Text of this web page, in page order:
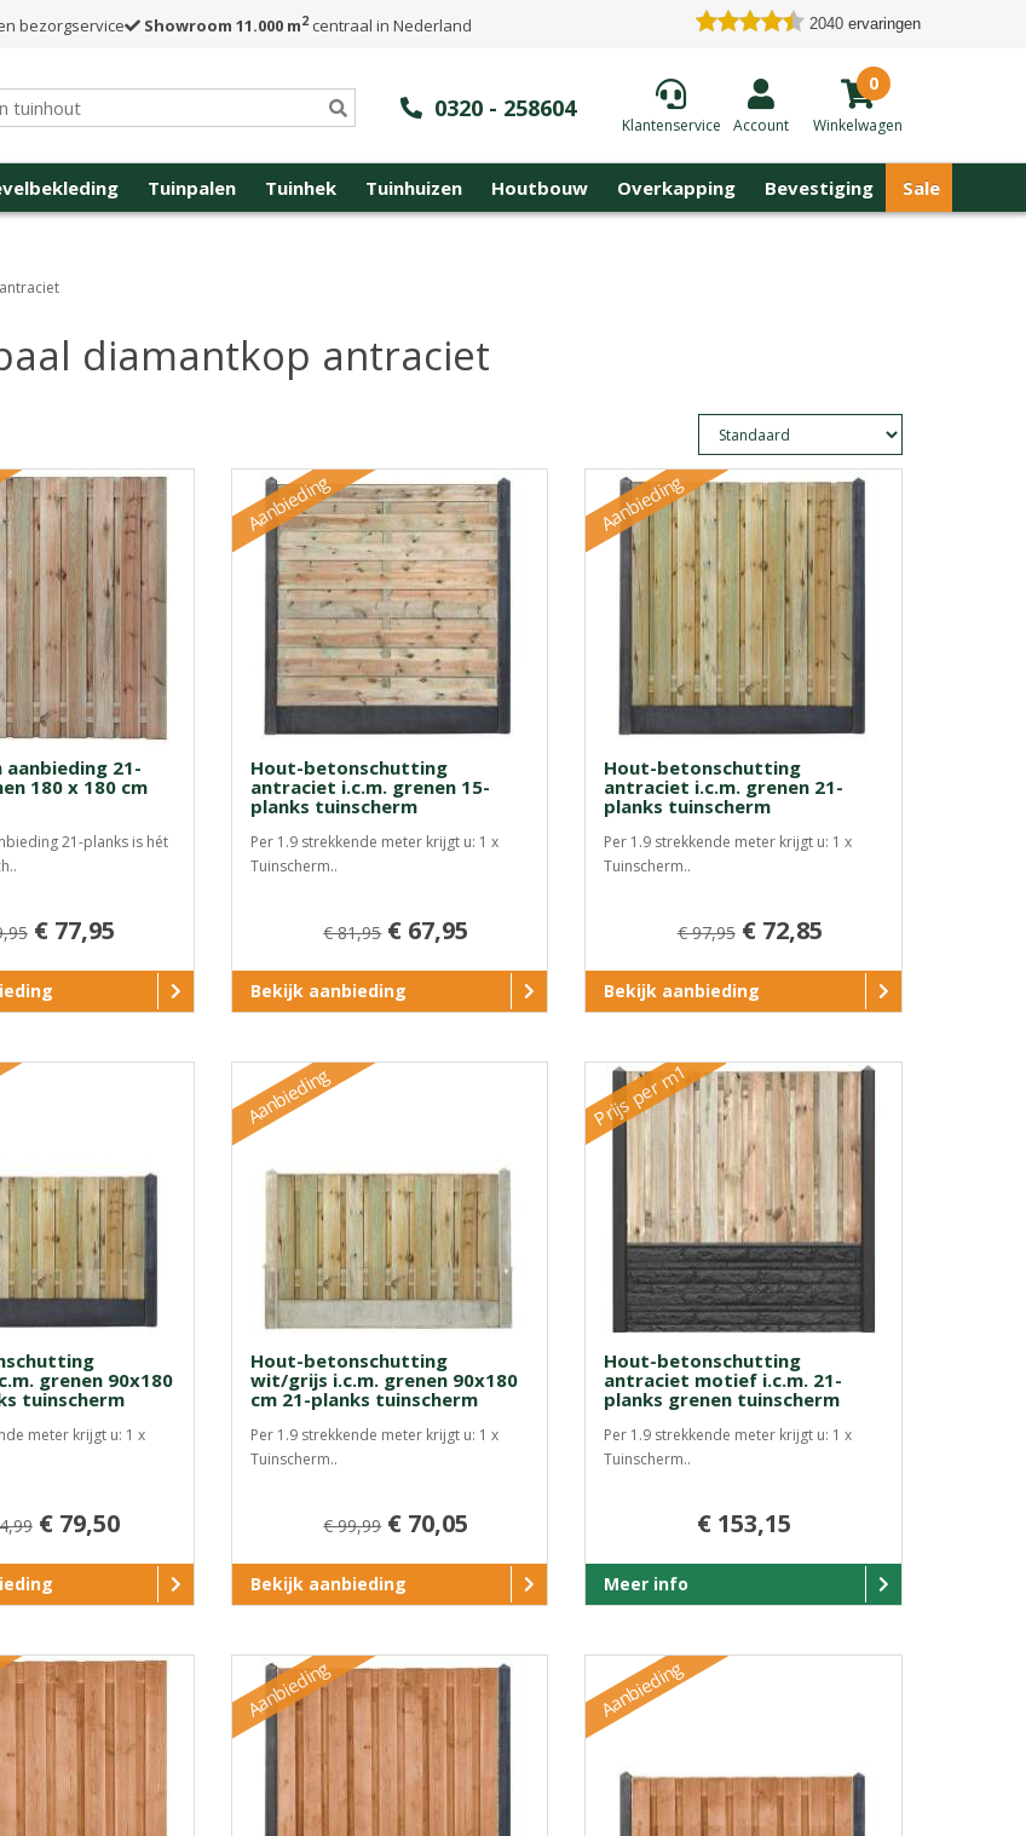
bezorgservice Showroom 11.000 m2centraal in Nederland 2040 ervaringen
0320 - 258604
Klantenservice Account
0
Winkelwagen
Tuinpalen Tuinhek Tuinhuizen Houtbouw Overkapping Bevestiging Sale
diamantkop antraciet
aanbieding 21-
180 x 180 cm
21-planks is hét
€ 77,95
Aanbieding
Hout-betonschutting
antraciet i.c.m. grenen 15-
planks tuinscherm
Per 1.9 strekkende meter krijgt u: 1 x
Tuinscherm..
€ 81,95 € 67,95
Bekijk aanbieding
Aanbieding
Hout-betonschutting
antraciet i.c.m. grenen 21-
planks tuinscherm
Per 1.9 strekkende meter krijgt u: 1 x
Tuinscherm..
€ 97,95 € 72,85
Bekijk aanbieding
grenen 90x180
tuinscherm
meter krijgt u: 1 x
€ 79,50
Aanbieding
Hout-betonschutting
wit/grijs i.c.m. grenen 90x180
cm 21-planks tuinscherm
Per 1.9 strekkende meter krijgt u: 1 x
Tuinscherm..
€ 99,99 € 70,05
Bekijk aanbieding
Prijs per m1
Hout-betonschutting
antraciet motief i.c.m. 21-
planks grenen tuinscherm
Per 1.9 strekkende meter krijgt u: 1 x
Tuinscherm..
€ 153,15
Meer info
Aanbieding Aanbieding